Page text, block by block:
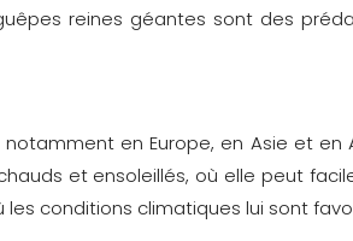
reines géantes sont des
en Europe, en Asie et en
et ensoleillés, où elle peut
conditions climatiques lui sont